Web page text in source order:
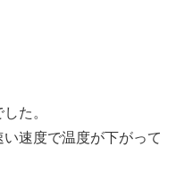
た。
速度で温度が下がって